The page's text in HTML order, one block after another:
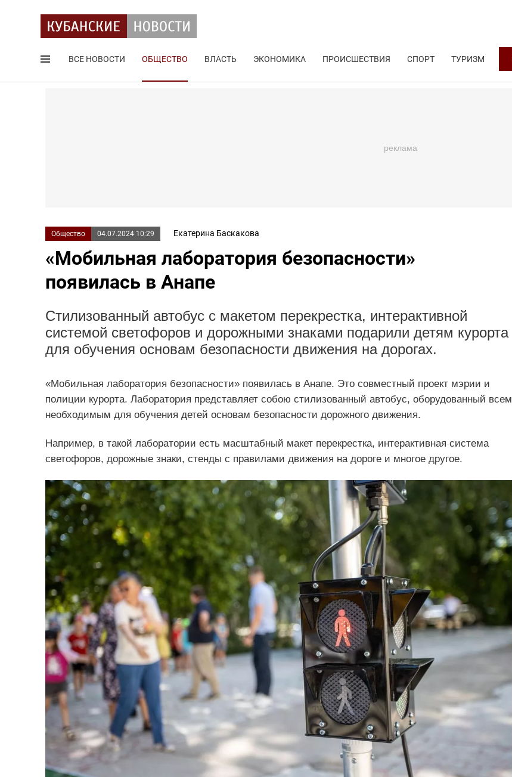
ВСЕ НОВОСТИ ОБЩЕСТВО ВЛАСТЬ ЭКОНОМИКА ПРОИСШЕСТВИЯ СПОРТ ТУРИЗМ
Общество 04.07.2024 10:29 Екатерина Баскакова
«Мобильная лаборатория безопасности»
появилась в Анапе
Стилизованный автобус с макетом перекрестка, интерактивной
системой светофоров и дорожными знаками подарили детям курорта
для обучения основам безопасности движения на дорогах.
«Мобильная лаборатория безопасности» появилась в Анапе. Это совместный проект мэрии и
полиции курорта. Лаборатория представляет собою стилизованный автобус, оборудованный всем
необходимым для обучения детей основам безопасности дорожного движения.
Например, в такой лаборатории есть масштабный макет перекрестка, интерактивная система
светофоров, дорожные знаки, стенды с правилами движения на дороге и многое другое.